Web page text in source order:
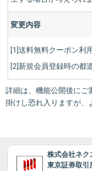
変更内容
[1]送料無料クーポン利
[2]新規会員登録時の都
詳細は、機能公開後にご
掛けし恐れ入りますが、
株式会社ネク
東京証券取引